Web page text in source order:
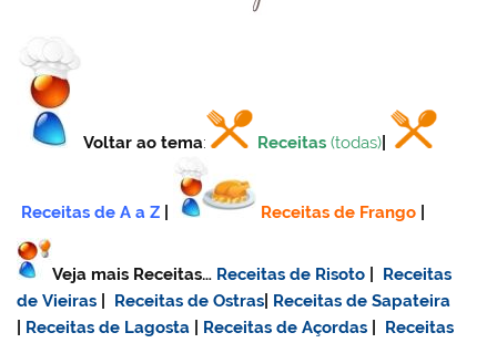
Voltar ao tema: Receitas (todas)
Receitas de A a Z Receitas de Frango
Veja mais Receitas… Receitas de Risoto
Receitas
de Vieiras
Receitas de Ostras Receitas de Sapateira
Receitas de Lagosta Receitas de Açordas
Receitas